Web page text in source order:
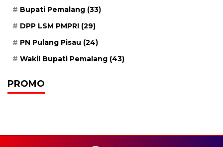
Bupati Pemalang (33)
DPP LSM PMPRI (29)
PN Pulang Pisau (24)
Wakil Bupati Pemalang (43)
PROMO